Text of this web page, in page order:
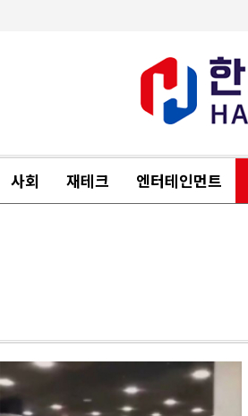
사회 재테크 엔터테인먼트